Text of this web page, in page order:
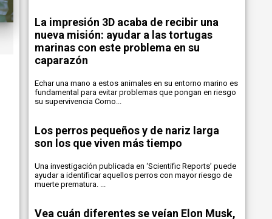
La impresión 3D acaba de recibir una
nueva misión: ayudar a las tortugas
marinas con este problema en su
caparazón
Echar una mano a estos animales en su entorno marino es
fundamental para evitar problemas que pongan en riesgo
su supervivencia Como...
Los perros pequeños y de nariz larga
son los que viven más tiempo
Una investigación publicada en ‘Scientific Reports’ puede
ayudar a identificar aquellos perros con mayor riesgo de
muerte prematura. ...
Vea cuán diferentes se veían Elon Musk,